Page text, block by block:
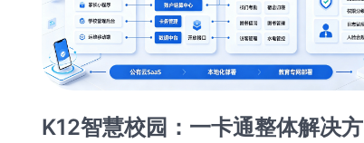
K12智慧校园：一卡通整体解决方